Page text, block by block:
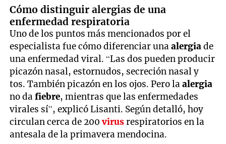
Cómo distinguir alergias de una
enfermedad respiratoria
Uno de los puntos más mencionados por el
especialista fue cómo diferenciar unaalergiade
una enfermedad viral. “Las dos pueden producir
picazón nasal, estornudos, secreción nasal y
tos. También picazón en los ojos. Pero laalergia
no dafiebre, mientras que las enfermedades
virales sí”, explicó Lisanti. Según detalló, hoy
circulan cerca de 200virusrespiratorios en la
antesala de la primavera mendocina.